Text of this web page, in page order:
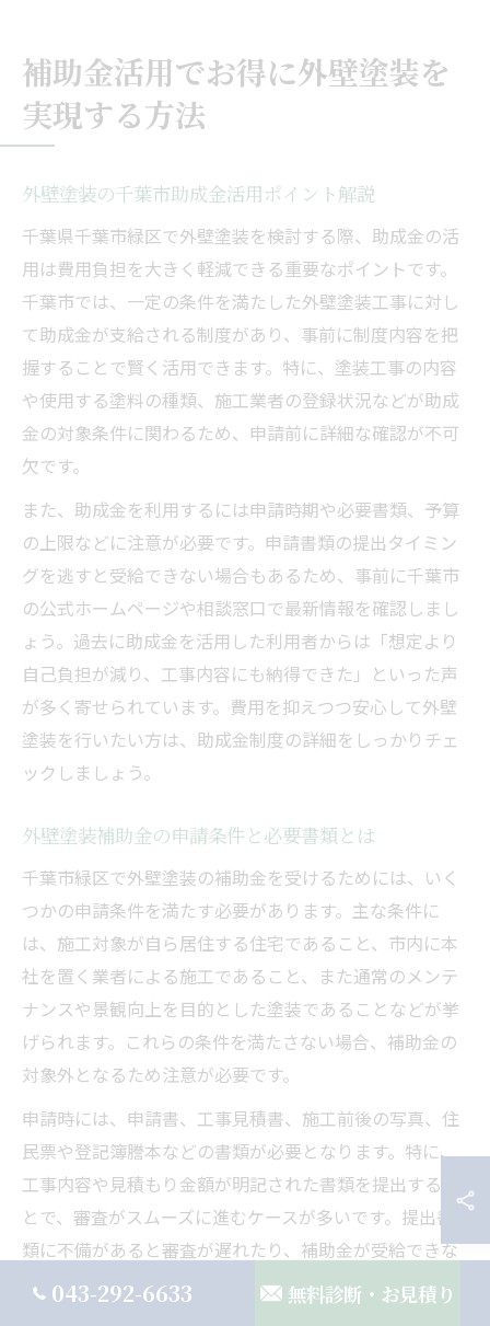
補助金活用でお得に外壁塗装を
実現する方法
外壁塗装の千葉市助成金活用ポイント解説
千葉県千葉市緑区で外壁塗装を検討する際、助成金の活
用は費用負担を大きく軽減できる重要なポイントです。
千葉市では、一定の条件を満たした外壁塗装工事に対し
て助成金が支給される制度があり、事前に制度内容を把
握することで賢く活用できます。特に、塗装工事の内容
や使用する塗料の種類、施工業者の登録状況などが助成
金の対象条件に関わるため、申請前に詳細な確認が不可
欠です。
また、助成金を利用するには申請時期や必要書類、予算
の上限などに注意が必要です。申請書類の提出タイミン
グを逃すと受給できない場合もあるため、事前に千葉市
の公式ホームページや相談窓口で最新情報を確認しまし
ょう。過去に助成金を活用した利用者からは「想定より
自己負担が減り、工事内容にも納得できた」といった声
が多く寄せられています。費用を抑えつつ安心して外壁
塗装を行いたい方は、助成金制度の詳細をしっかりチェ
ックしましょう。
外壁塗装補助金の申請条件と必要書類とは
千葉市緑区で外壁塗装の補助金を受けるためには、いく
つかの申請条件を満たす必要があります。主な条件に
は、施工対象が自ら居住する住宅であること、市内に本
社を置く業者による施工であること、また通常のメンテ
ナンスや景観向上を目的とした塗装であることなどが挙
げられます。これらの条件を満たさない場合、補助金の
対象外となるため注意が必要です。
申請時には、申請書、工事見積書、施工前後の写真、住
民票や登記簿謄本などの書類が必要となります。特に、
工事内容や見積もり金額が明記された書類を提出するこ
とで、審査がスムーズに進むケースが多いです。提出書
類に不備があると審査が遅れたり、補助金が受給できな
いリスクもあるため、事前に必要書類をリストアップ
043-292-6633 無料診断・お見積り